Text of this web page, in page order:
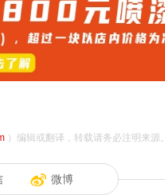
）编辑或翻译，转载请务必注明来源。
微博